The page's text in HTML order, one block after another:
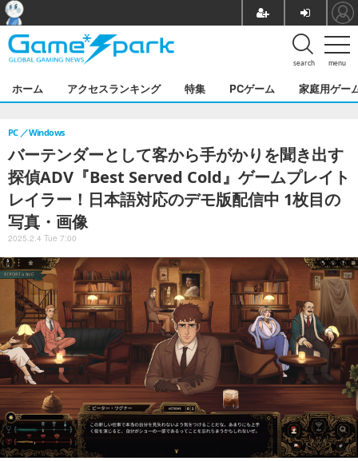
menu
search
ホーム アクセスランキング 特集 PCゲーム 家庭用ゲー
バーテンダーとして客から手がかりを聞き出す
探偵ADV『Best Served Cold』ゲームプレイト
レイラー！日本語対応のデモ版配信中 1枚目の
写真・画像
PC Windows
2025.2.4 Tue 7:00